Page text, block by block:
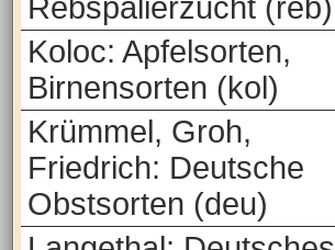
Rebspalierzucht (reb)
Koloc: Apfelsorten,
Birnensorten (kol)
Krümmel, Groh,
Friedrich: Deutsche
Obstsorten (deu)